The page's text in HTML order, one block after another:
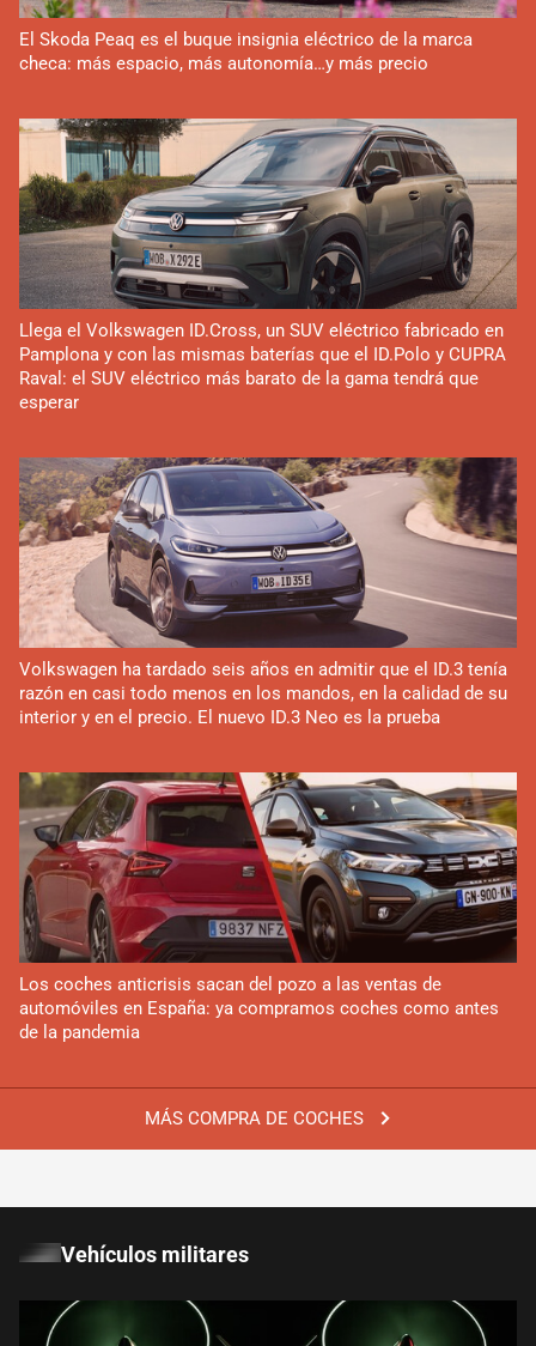
MÁS COMPRA DE COCHES
El Skoda Peaq es el buque insignia eléctrico de la marca
checa: más espacio, más autonomía…y más precio
Llega el Volkswagen ID.Cross, un SUV eléctrico fabricado en
Pamplona y con las mismas baterías que el ID.Polo y CUPRA
Raval: el SUV eléctrico más barato de la gama tendrá que
esperar
Volkswagen ha tardado seis años en admitir que el ID.3 tenía
razón en casi todo menos en los mandos, en la calidad de su
interior y en el precio. El nuevo ID.3 Neo es la prueba
Los coches anticrisis sacan del pozo a las ventas de
automóviles en España: ya compramos coches como antes
de la pandemia
Vehículos militares